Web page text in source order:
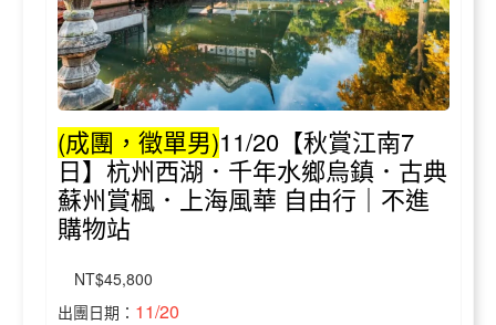
(成團，徵單男)11/20【秋賞江南7
日】杭州西湖．千年水鄉烏鎮．古典
蘇州賞楓．上海風華 自由行｜不進
購物站
NT$45,800
出團日期： 11/20